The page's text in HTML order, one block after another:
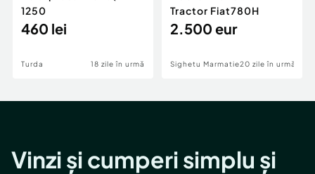
1250
460 lei
Turda 18 zile în urmă
Tractor Fiat780H
2.500 eur
Sighetu Marmatiei20 zile în urmă
Vinzi și cumperi simplu și